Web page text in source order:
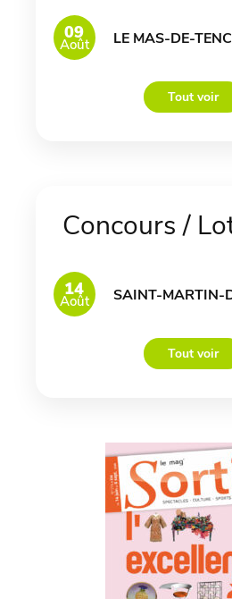
09
Août LE MAS-DE-
Tout voir
Concours /
14
Août SAINT-MARTIN-
Tout voir